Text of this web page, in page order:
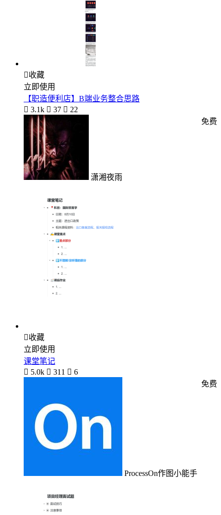
收藏
立即使用
【职造便利店】B端业务整合思路
 3.1k  37  22
潇湘夜雨
免费
收藏
立即使用
课堂笔记
 5.0k  311  6
ProcessOn作图小能手
免费